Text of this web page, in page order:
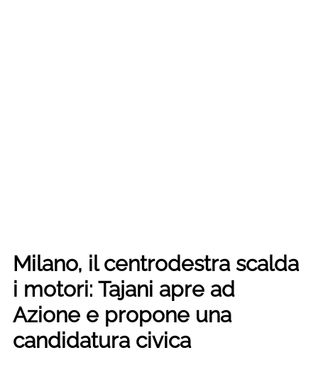
Milano, il centrodestra scalda
i motori: Tajani apre ad
Azione e propone una
candidatura civica